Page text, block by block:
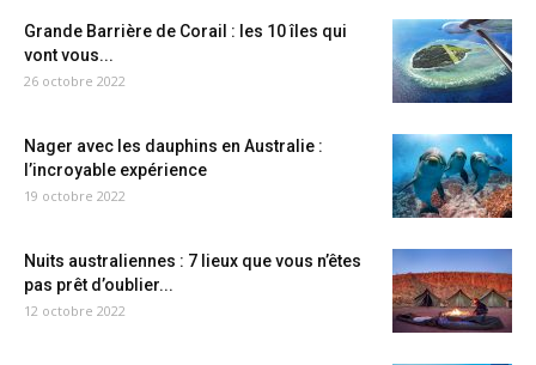
Grande Barrière de Corail : les 10 îles qui
vont vous...
26 octobre 2022
Nager avec les dauphins en Australie :
l’incroyable expérience
19 octobre 2022
Nuits australiennes : 7 lieux que vous n’êtes
pas prêt d’oublier...
12 octobre 2022